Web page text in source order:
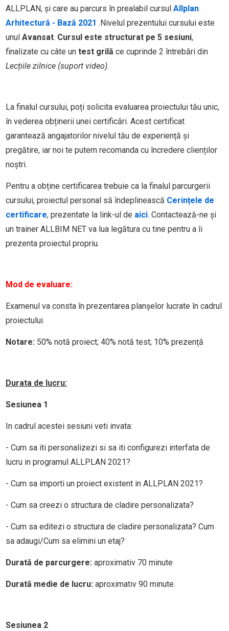
ALLPLAN, și care au parcurs în prealabil cursul Allplan
Arhitectură - Bază 2021 .Nivelul prezentului cursului este
unul Avansat. Cursul este structurat pe 5 sesiuni,
finalizate cu câte un test grilă ce cuprinde 2 întrebări din
Lecțiile zilnice (suport video).
La finalul cursului, poți solicita evaluarea proiectului tău unic,
în vederea obținerii unei certificări. Acest certificat
garantează angajatorilor nivelul tău de experiență și
pregătire, iar noi te putem recomanda cu încredere clienților
noștri.
Pentru a obține certificarea trebuie ca la finalul parcurgerii
cursului, proiectul personal să îndeplinească Cerințele de
certificare, prezentate la link-ul de aici. Contactează-ne și
un trainer ALLBIM NET va lua legătura cu tine pentru a îi
prezenta proiectul propriu.
Mod de evaluare:
Examenul va consta în prezentarea planșelor lucrate în cadrul
proiectului.
Notare:50% notă proiect; 40% notă test; 10% prezență
Durata de lucru:
Sesiunea 1
In cadrul acestei sesiuni veti invata:
- Cum sa iti personalizezi si sa iti configurezi interfata de
lucru in programul ALLPLAN 2021?
- Cum sa importi un proiect existent in ALLPLAN 2021?
- Cum sa creezi o structura de cladire personalizata?
- Cum sa editezi o structura de cladire personalizata? Cum
sa adaugi/Cum sa elimini un etaj?
Durată de parcurgere:aproximativ 70 minute
Durată medie de lucru:aproximativ 90 minute.
Sesiunea 2